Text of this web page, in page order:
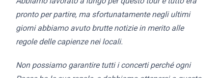
pronto per partire, ma sfortunatamente negli ultimi
giorni abbiamo avuto brutte notizie in merito alle
regole delle capienze nei locali.
Non possiamo garantire tutti i concerti perché ogni